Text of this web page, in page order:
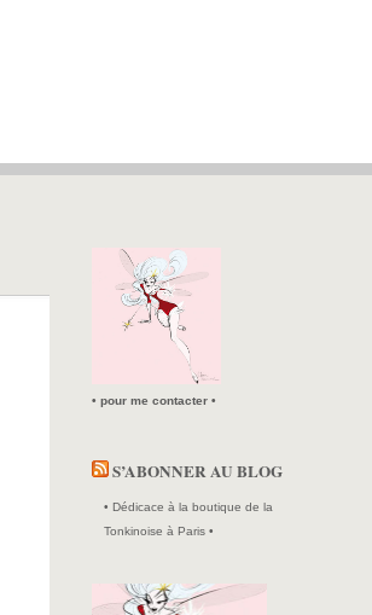
• pour me contacter •
S’ABONNER AU BLOG
• Dédicace à la boutique de la
Tonkinoise à Paris •